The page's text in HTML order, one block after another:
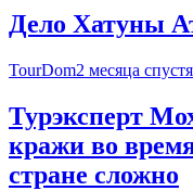
Дело Хатуны
TourDom2 месяца спустя
Турэксперт
кражи во
стране сложно